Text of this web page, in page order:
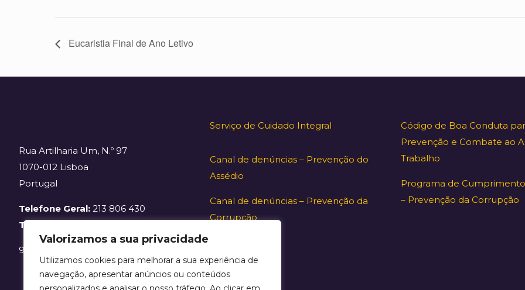
Valorizamos a sua privacidade
Utilizamos cookies para melhorar a sua experiência de
navegação, apresentar anúncios ou conteúdos
Eucaristia Final de Ano Letivo
Rua Artilharia Um, N.º 97
1070-012 Lisboa
Portugal
Telefone Geral: 213 806 430
Telefone Secretaria:
968 030 569
Serviço de Cuidado Integral
Canal de denúncias – Prevenção do
Assédio
Canal de denúncias – Prevenção da
Corrupção
Código de Boa Conduta
Prevenção e Combate ao
Trabalho
Programa de
– Prevenção da Corrupção